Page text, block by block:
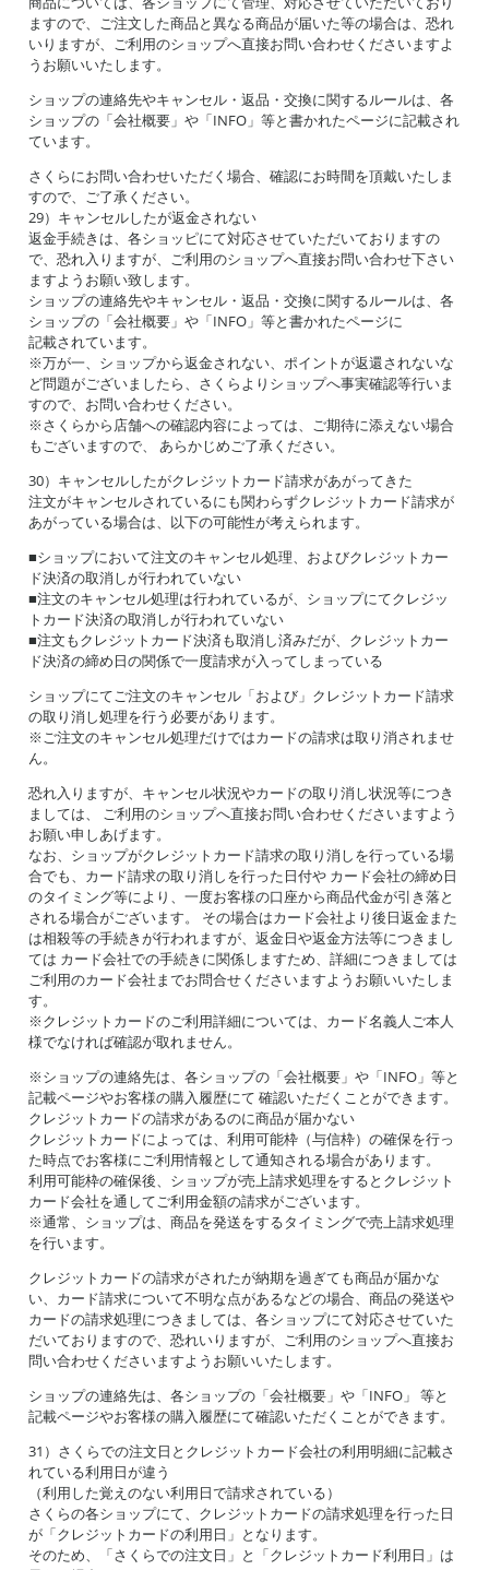
ますので、ご注文した商品と異なる商品が届いた等の場合は、恐れ
いりますが、ご利用のショップへ直接お問い合わせくださいますよ
うお願いいたします。
ショップの連絡先やキャンセル・返品・交換に関するルールは、各
ショップの「会社概要」や「INFO」等と書かれたページに記載され
ています。
さくらにお問い合わせいただく場合、確認にお時間を頂戴いたしま
すので、ご了承ください。
29）キャンセルしたが返金されない
返金手続きは、各ショッピにて対応させていただいておりますの
で、恐れ入りますが、ご利用のショップへ直接お問い合わせ下さい
ますようお願い致します。
ショップの連絡先やキャンセル・返品・交換に関するルールは、各
ショップの「会社概要」や「INFO」等と書かれたページに
記載されています。
※万が一、ショップから返金されない、ポイントが返還されないな
ど問題がございましたら、さくらよりショップへ事実確認等行いま
すので、お問い合わせください。
※さくらから店舗への確認内容によっては、ご期待に添えない場合
もございますので、 あらかじめご了承ください。
30）キャンセルしたがクレジットカード請求があがってきた
注文がキャンセルされているにも関わらずクレジットカード請求が
あがっている場合は、以下の可能性が考えられます。
■ショップにおいて注文のキャンセル処理、およびクレジットカー
ド決済の取消しが行われていない
■注文のキャンセル処理は行われているが、ショップにてクレジッ
トカード決済の取消しが行われていない
■注文もクレジットカード決済も取消し済みだが、クレジットカー
ド決済の締め日の関係で一度請求が入ってしまっている
ショップにてご注文のキャンセル「および」クレジットカード請求
の取り消し処理を行う必要があります。
※ご注文のキャンセル処理だけではカードの請求は取り消されませ
ん。
恐れ入りますが、キャンセル状況やカードの取り消し状況等につき
ましては、 ご利用のショップへ直接お問い合わせくださいますよう
お願い申しあげます。
なお、ショップがクレジットカード請求の取り消しを行っている場
合でも、カード請求の取り消しを行った日付や カード会社の締め日
のタイミング等により、一度お客様の口座から商品代金が引き落と
される場合がございます。 その場合はカード会社より後日返金また
は相殺等の手続きが行われますが、返金日や返金方法等につきまし
ては カード会社での手続きに関係しますため、詳細につきましては
ご利用のカード会社までお問合せくださいますようお願いいたしま
す。
※クレジットカードのご利用詳細については、カード名義人ご本人
様でなければ確認が取れません。
※ショップの連絡先は、各ショップの「会社概要」や「INFO」等と
記載ページやお客様の購入履歴にて 確認いただくことができます。
クレジットカードの請求があるのに商品が届かない
クレジットカードによっては、利用可能枠（与信枠）の確保を行っ
た時点でお客様にご利用情報として通知される場合があります。
利用可能枠の確保後、ショップが売上請求処理をするとクレジット
カード会社を通してご利用金額の請求がございます。
※通常、ショップは、商品を発送をするタイミングで売上請求処理
を行います。
クレジットカードの請求がされたが納期を過ぎても商品が届かな
い、カード請求について不明な点があるなどの場合、商品の発送や
カードの請求処理につきましては、各ショップにて対応させていた
だいておりますので、恐れいりますが、ご利用のショップへ直接お
問い合わせくださいますようお願いいたします。
ショップの連絡先は、各ショップの「会社概要」や「INFO」 等と
記載ページやお客様の購入履歴にて確認いただくことができます。
31）さくらでの注文日とクレジットカード会社の利用明細に記載さ
れている利用日が違う
（利用した覚えのない利用日で請求されている）
さくらの各ショップにて、クレジットカードの請求処理を行った日
が「クレジットカードの利用日」となります。
そのため、「さくらでの注文日」と「クレジットカード利用日」は